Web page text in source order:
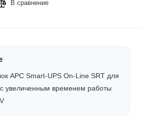
В сравнение
APC Smart-UPS On-Line SRT для
с увеличенным временем работы